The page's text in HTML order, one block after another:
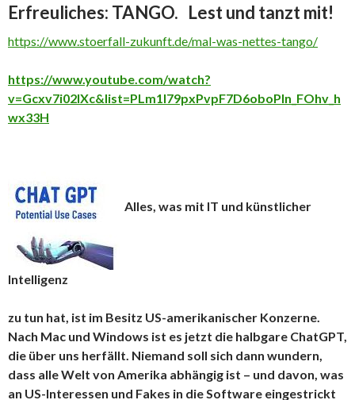
Erfreuliches: TANGO. Lest und tanzt mit!
https://www.stoerfall-zukunft.de/mal-was-nettes-tango/
https://www.youtube.com/watch?
v=Gcxv7i02lXc&list=PLm1I79pxPvpF7D6oboPln_FOhv_h
wx33H
Alles, was mit IT und künstlicher
Intelligenz
zu tun hat, ist im Besitz US-amerikanischer Konzerne.
Nach Mac und Windows ist es jetzt die halbgare ChatGPT,
die über uns herfällt. Niemand soll sich dann wundern,
dass alle Welt von Amerika abhängig ist – und davon, was
an US-Interessen und Fakes in die Software eingestrickt